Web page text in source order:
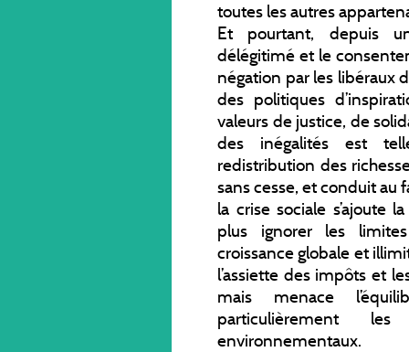
toutes les autres
Et pourtant, depuis
délégitimé et le
négation par les libéraux
des politiques
valeurs de justice, de
des inégalités est
redistribution des
sans cesse, et conduit au
la crise sociale s’ajoute
plus ignorer les
croissance globale et
l’assiette des impôts et
mais menace
particulièrement
environnementaux.